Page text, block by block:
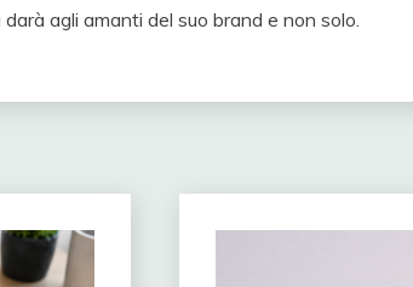
agli amanti del suo brand e non solo.